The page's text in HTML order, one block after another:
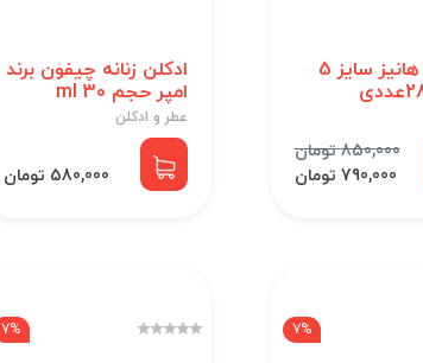
پوشک هانیز سایز 5
850,000 تومان
790,000 تومان
ادکلن زنانه چیفون برند
امپر حجم 30 ml
عطر و ادکلن
580,000 تومان
7%
7%